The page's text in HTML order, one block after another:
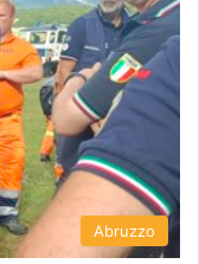
Abruzzo